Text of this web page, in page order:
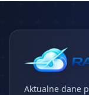
Aktualne dane